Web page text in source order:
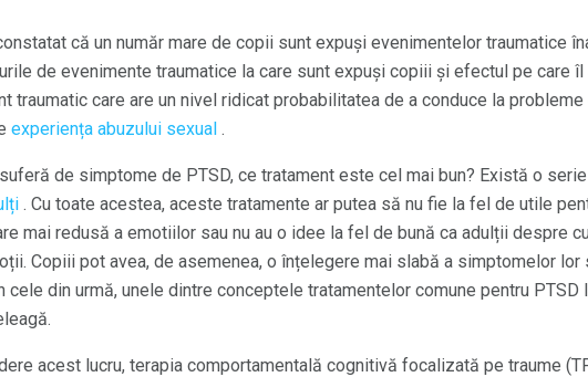
că un număr mare de copii sunt expuși evenimentelor traumatice
de evenimente traumatice la care sunt expuși copiii și efectul pe care
traumatic care are un nivel ridicat probabilitatea de a conduce la
experiența abuzului sexual .
de simptome de PTSD, ce tratament este cel mai bun? Există o
. Cu toate acestea, aceste tratamente ar putea să nu fie la fel de utile
mai redusă a emotiilor sau nu au o idee la fel de bună ca adulții despre
Copiii pot avea, de asemenea, o înțelegere mai slabă a simptomelor
cele din urmă, unele dintre conceptele tratamentelor comune pentru
acest lucru, terapia comportamentală cognitivă focalizată pe traume